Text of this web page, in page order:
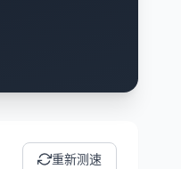
重新测速